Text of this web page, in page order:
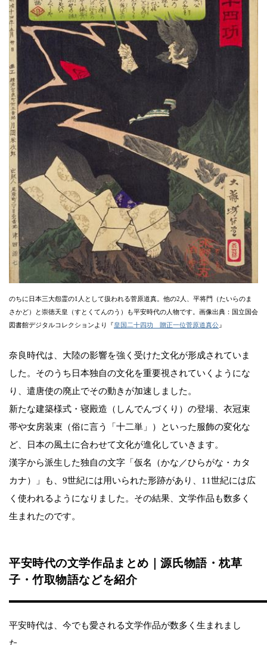
のちに日本三大怨霊の1人として扱われる菅原道真。他の2人、平将門（たいらのま
さかど）と崇徳天皇（すとくてんのう）も平安時代の人物です。画像出典：国立国会
図書館デジタルコレクションより『皇国二十四功 贈正一位菅原道真公 』
奈良時代は、大陸の影響を強く受けた文化が形成されていま
した。そのうち日本独自の文化を重要視されていくようにな
り、遣唐使の廃止でその動きが加速しました。
新たな建築様式・寝殿造（しんでんづくり）の登場、衣冠束
帯や女房装束（俗に言う「十二単」）といった服飾の変化な
ど、日本の風土に合わせて文化が進化していきます。
漢字から派生した独自の文字「仮名（かな／ひらがな・カタ
カナ）」も、9世紀には用いられた形跡があり、11世紀には広
く使われるようになりました。その結果、文学作品も数多く
生まれたのです。
平安時代の文学作品まとめ｜源氏物語・枕草
子・竹取物語などを紹介
平安時代は、今でも愛される文学作品が数多く生まれまし